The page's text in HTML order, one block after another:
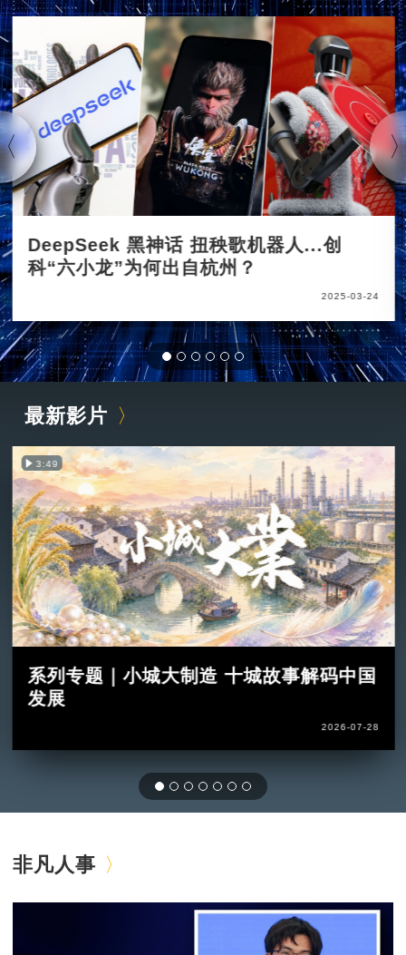
DeepSeek 黑神话 扭秧歌机器人...创
科“六小龙”为何出自杭州？
2025-03-24
最新影片
3:49
系列专题｜小城大制造 十城故事解码中国
发展
2026-07-28
非凡人事